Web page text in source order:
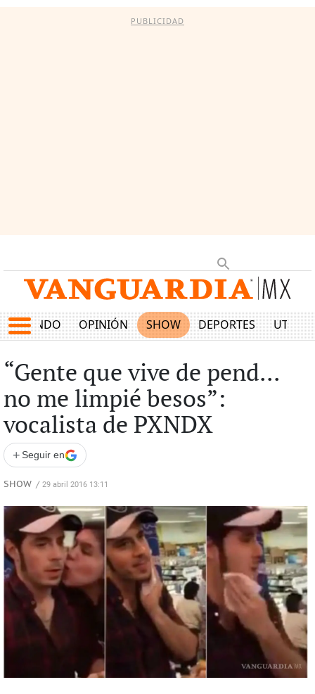
PUBLICIDAD
MUNDO OPINIÓN SHOW DEPORTES
“Gente que vive de pend...
no me limpié besos”:
vocalista de PXNDX
+ Seguir en
SHOW / 29 abril 2016 13:11